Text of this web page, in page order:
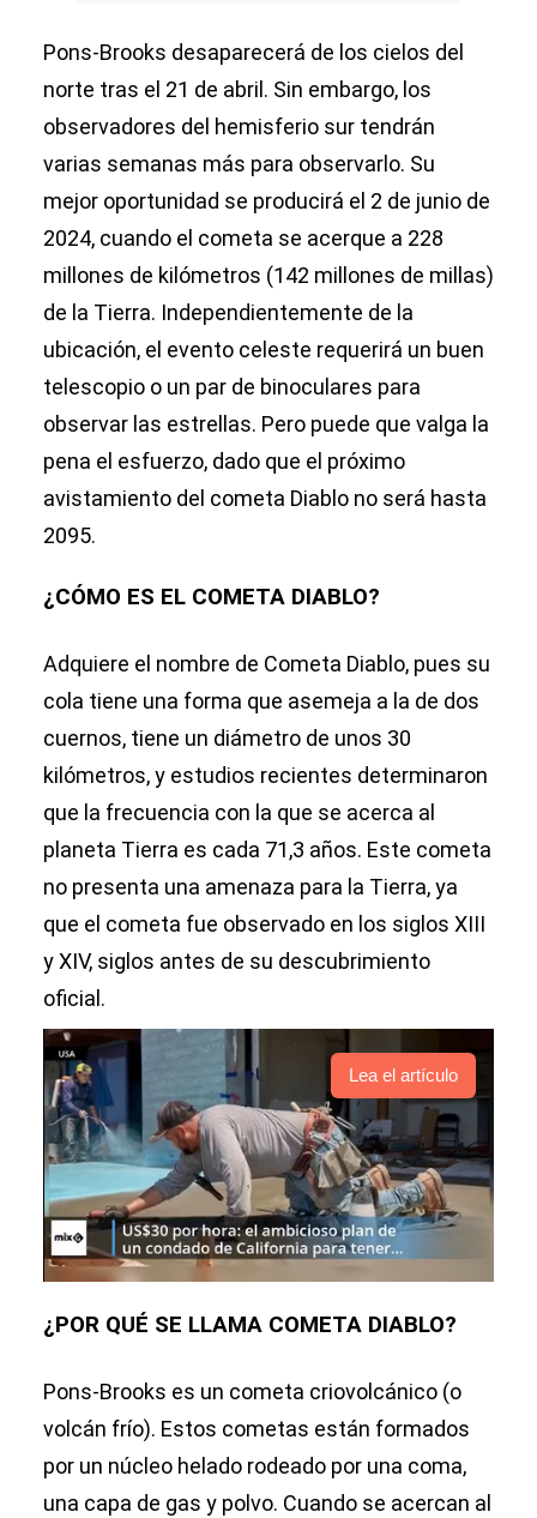
Pons-Brooks desaparecerá de los cielos del
norte tras el 21 de abril. Sin embargo, los
observadores del hemisferio sur tendrán
varias semanas más para observarlo. Su
mejor oportunidad se producirá el 2 de junio de
2024, cuando el cometa se acerque a 228
millones de kilómetros (142 millones de millas)
de la Tierra. Independientemente de la
ubicación, el evento celeste requerirá un buen
telescopio o un par de binoculares para
observar las estrellas. Pero puede que valga la
pena el esfuerzo, dado que el próximo
avistamiento del cometa Diablo no será hasta
2095.
¿CÓMO ES EL COMETA DIABLO?
Adquiere el nombre de Cometa Diablo, pues su
cola tiene una forma que asemeja a la de dos
cuernos, tiene un diámetro de unos 30
kilómetros, y estudios recientes determinaron
que la frecuencia con la que se acerca al
planeta Tierra es cada 71,3 años. Este cometa
no presenta una amenaza para la Tierra, ya
que el cometa fue observado en los siglos XIII
y XIV, siglos antes de su descubrimiento
oficial.
Lea el artículo
¿POR QUÉ SE LLAMA COMETA DIABLO?
Pons-Brooks es un cometa criovolcánico (o
volcán frío). Estos cometas están formados
por un núcleo helado rodeado por una coma,
una capa de gas y polvo. Cuando se acercan al